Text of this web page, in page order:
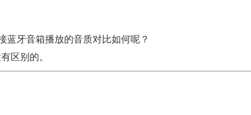
蓝牙音箱播放的音质对比如何呢？
区别的。